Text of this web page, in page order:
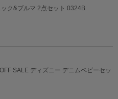
ク&ブルマ 2点セット 0324B
SALE ディズニー デニムベビーセッ